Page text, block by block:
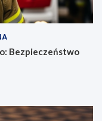
Bezpieczeństwo